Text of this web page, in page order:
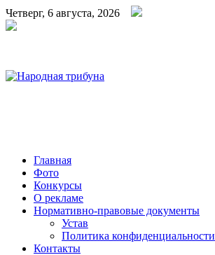
Четверг, 6 августа, 2026
Главная
Фото
Конкурсы
О рекламе
Нормативно-правовые документы
Устав
Политика конфиденциальности
Контакты